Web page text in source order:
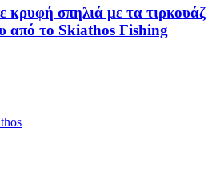
κρυφή σπηλιά με τα τιρκουάζ
από το Skiathos Fishing